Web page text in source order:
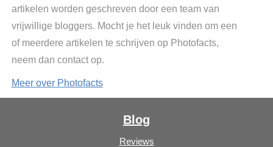
artikelen worden geschreven door een team van
vrijwillige bloggers. Mocht je het leuk vinden om een
of meerdere artikelen te schrijven op Photofacts,
neem dan contact op.
Meer over Photofacts
Blog
Reviews